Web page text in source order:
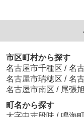
市区町村から探す
名古屋市千種区 / 名
名古屋市瑞穂区 / 名
名古屋市南区 / 尾張
町名から探す